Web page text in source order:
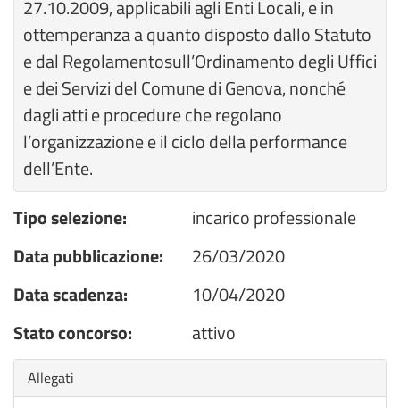
27.10.2009, applicabili agli Enti Locali, e in
ottemperanza a quanto disposto dallo Statuto
e dal Regolamentosull’Ordinamento degli Uffici
e dei Servizi del Comune di Genova, nonché
dagli atti e procedure che regolano
l’organizzazione e il ciclo della performance
dell’Ente.
Tipo selezione:
incarico professionale
Data pubblicazione:
26/03/2020
Data scadenza:
10/04/2020
Stato concorso:
attivo
Nascondi
Allegati